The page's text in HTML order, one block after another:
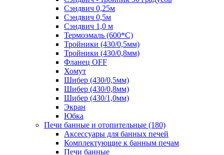
Сэндвич 0,25м
Сэндвич 0,5м
Сэндвич 1,0 м
Термоэмаль (600*С)
Тройники (430/0,5мм)
Тройники (430/0,8мм)
Фланец OFF
Хомут
Шибер (430/0,5мм)
Шибер (430/0,8мм)
Шибер (430/1,0мм)
Экран
Юбка
Печи банные и отопительные (180)
Аксессуары для банных печей
Комплектующие к банным печам
Печи банные